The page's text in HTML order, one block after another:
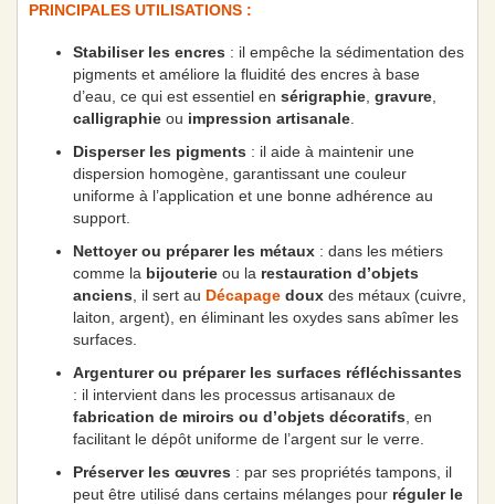
PRINCIPALES UTILISATIONS :
Stabiliser les encres : il empêche la sédimentation des
pigments et améliore la fluidité des encres à base
d’eau, ce qui est essentiel en sérigraphie gravure
calligraphie ou impression artisanale
Disperser les pigments : il aide à maintenir une
dispersion homogène, garantissant une couleur
uniforme à l’application et une bonne adhérence au
support.
Nettoyer ou préparer les métaux : dans les métiers
comme la bijouterie ou la restauration d’objets
anciens , il sert au Décapage doux des métaux (cuivre,
laiton, argent), en éliminant les oxydes sans abîmer les
surfaces.
Argenturer ou préparer les surfaces réfléchissantes
: il intervient dans les processus artisanaux de
fabrication de miroirs ou d’objets décoratifs , en
facilitant le dépôt uniforme de l’argent sur le verre.
Préserver les œuvres : par ses propriétés tampons, il
peut être utilisé dans certains mélanges pour réguler le